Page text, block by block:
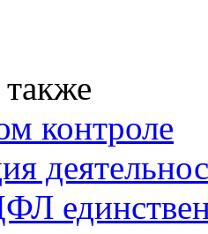
контроле